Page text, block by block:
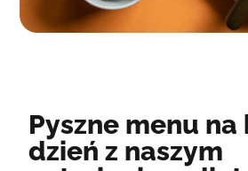
Pyszne menu na
dzień z naszym